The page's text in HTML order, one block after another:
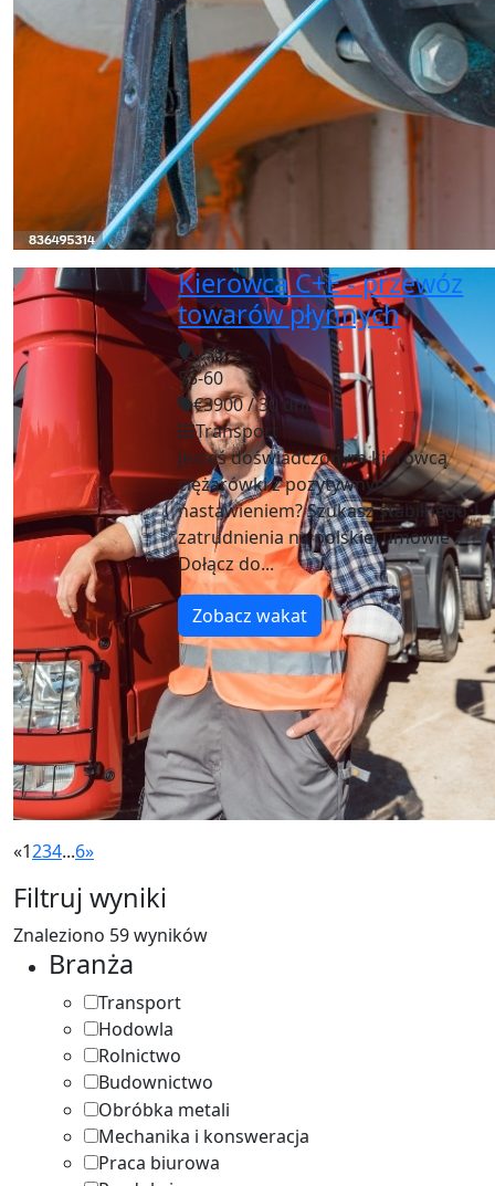
Filtruj wyniki
Znaleziono 59 wyników
Branża
Transport
Hodowla
Rolnictwo
Budownictwo
Obróbka metali
Mechanika i konsweracja
Praca biurowa
Kierowca C+E - przewóz
towarów płynnych
Oss
55-60
€3900 / 30 dni
Transport
Jesteś doświadczonym kierowcą
ciężarówki z pozytywnym
nastawieniem? Szukasz stabilnego
zatrudnienia na polskiej umowie ?
Dołącz do...
Zobacz wakat
«1234...6»